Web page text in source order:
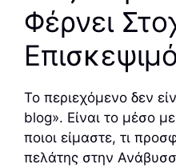
Φέρνει
Το περιεχόμενο δεν
blog». Είναι το μέσο
ποιοι είμαστε, τι
πελάτης στην